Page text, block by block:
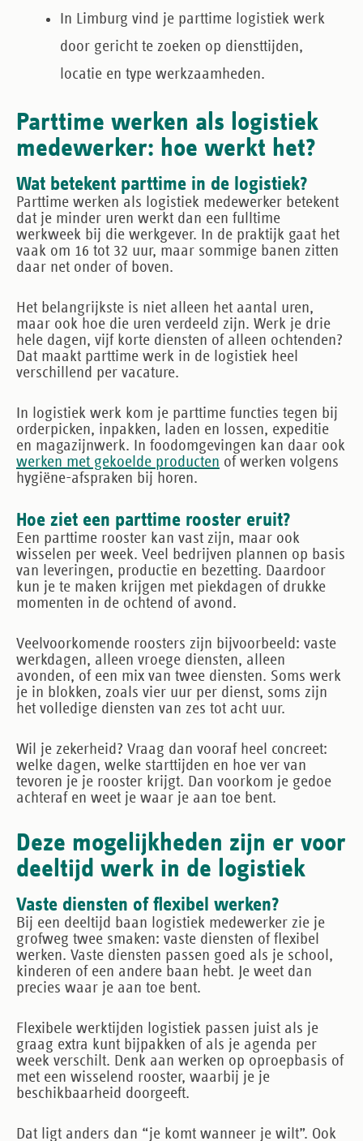
In Limburg vind je parttime logistiek werk
door gericht te zoeken op diensttijden,
locatie en type werkzaamheden.
Parttime werken als logistiek
medewerker: hoe werkt het?
Wat betekent parttime in de logistiek?
Parttime werken als logistiek medewerker betekent
dat je minder uren werkt dan een fulltime
werkweek bij die werkgever. In de praktijk gaat het
vaak om 16 tot 32 uur, maar sommige banen zitten
daar net onder of boven.
Het belangrijkste is niet alleen het aantal uren,
maar ook hoe die uren verdeeld zijn. Werk je drie
hele dagen, vijf korte diensten of alleen ochtenden?
Dat maakt parttime werk in de logistiek heel
verschillend per vacature.
In logistiek werk kom je parttime functies tegen bij
orderpicken, inpakken, laden en lossen, expeditie
en magazijnwerk. In foodomgevingen kan daar ook
werken met gekoelde producten of werken volgens
hygiëne-afspraken bij horen.
Hoe ziet een parttime rooster eruit?
Een parttime rooster kan vast zijn, maar ook
wisselen per week. Veel bedrijven plannen op basis
van leveringen, productie en bezetting. Daardoor
kun je te maken krijgen met piekdagen of drukke
momenten in de ochtend of avond.
Veelvoorkomende roosters zijn bijvoorbeeld: vaste
werkdagen, alleen vroege diensten, alleen
avonden, of een mix van twee diensten. Soms werk
je in blokken, zoals vier uur per dienst, soms zijn
het volledige diensten van zes tot acht uur.
Wil je zekerheid? Vraag dan vooraf heel concreet:
welke dagen, welke starttijden en hoe ver van
tevoren je je rooster krijgt. Dan voorkom je gedoe
achteraf en weet je waar je aan toe bent.
Deze mogelijkheden zijn er voor
deeltijd werk in de logistiek
Vaste diensten of flexibel werken?
Bij een deeltijd baan logistiek medewerker zie je
grofweg twee smaken: vaste diensten of flexibel
werken. Vaste diensten passen goed als je school,
kinderen of een andere baan hebt. Je weet dan
precies waar je aan toe bent.
Flexibele werktijden logistiek passen juist als je
graag extra kunt bijpakken of als je agenda per
week verschilt. Denk aan werken op oproepbasis of
met een wisselend rooster, waarbij je je
beschikbaarheid doorgeeft.
Dat ligt anders dan “je komt wanneer je wilt”. Ook